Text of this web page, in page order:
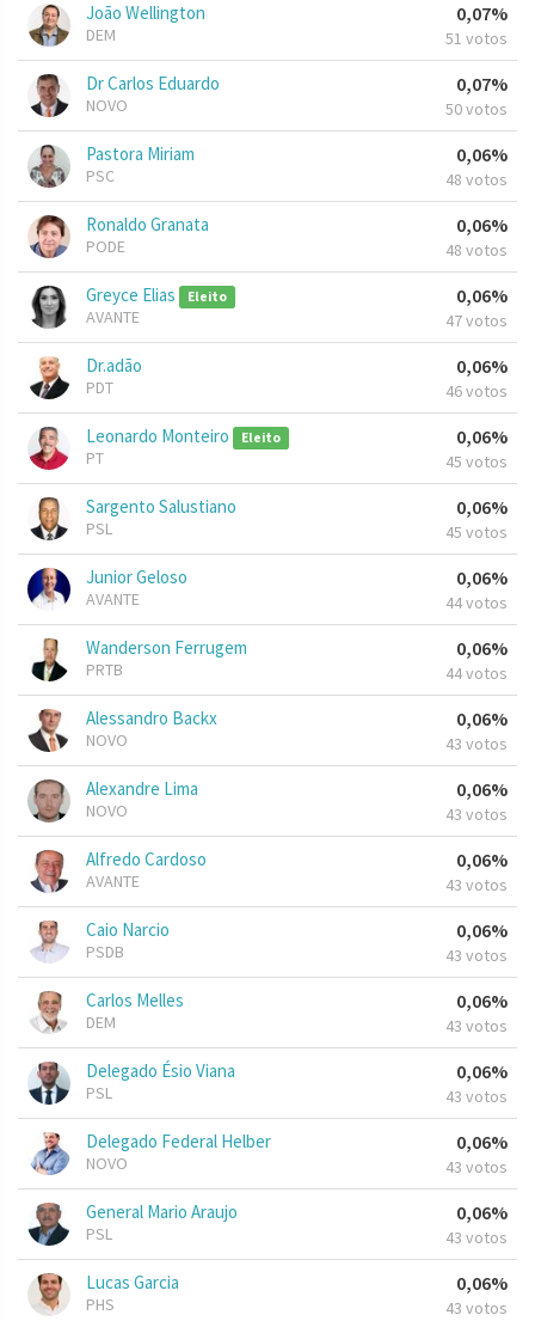
João Wellington
DEM
0,07%
51 votos
Dr Carlos Eduardo
NOVO
0,07%
50 votos
Pastora Miriam
PSC
0,06%
48 votos
Ronaldo Granata
PODE
0,06%
48 votos
Greyce Elias Eleito
AVANTE
0,06%
47 votos
Dr.adão
PDT
0,06%
46 votos
Leonardo Monteiro Eleito
PT
0,06%
45 votos
Sargento Salustiano
PSL
0,06%
45 votos
Junior Geloso
AVANTE
0,06%
44 votos
Wanderson Ferrugem
PRTB
0,06%
44 votos
Alessandro Backx
NOVO
0,06%
43 votos
Alexandre Lima
NOVO
0,06%
43 votos
Alfredo Cardoso
AVANTE
0,06%
43 votos
Caio Narcio
PSDB
0,06%
43 votos
Carlos Melles
DEM
0,06%
43 votos
Delegado Ésio Viana
PSL
0,06%
43 votos
Delegado Federal Helber
NOVO
0,06%
43 votos
General Mario Araujo
PSL
0,06%
43 votos
Lucas Garcia
PHS
0,06%
43 votos